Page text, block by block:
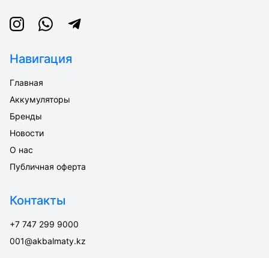
InstagramWhatsappTelegram
Навигация
Главная
Аккумуляторы
Бренды
Новости
О нас
Публичная оферта
Контакты
+7 747 299 9000
001@akbalmaty.kz